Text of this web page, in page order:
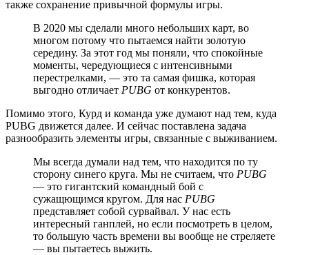
также сохранение привычной формулы игры.
В 2020 мы сделали много небольших карт, во
многом потому что пытаемся найти золотую
середину. За этот год мы поняли, что спокойные
моменты, чередующиеся с интенсивными
перестрелками, — это та самая фишка, которая
выгодно отличает PUBG от конкурентов.
Помимо этого, Курд и команда уже думают над тем, куда
PUBG движется далее. И сейчас поставлена задача
разнообразить элементы игры, связанные с выживанием.
Мы всегда думали над тем, что находится по ту
сторону синего круга. Мы не считаем, что PUBG
— это гигантский командный бой с
сужащющимся кругом. Для нас PUBG
представляет собой сурвайвал. У нас есть
интересный ганплей, но если посмотреть в целом,
то большую часть времени вы вообще не стреляете
— вы пытаетесь выжить.